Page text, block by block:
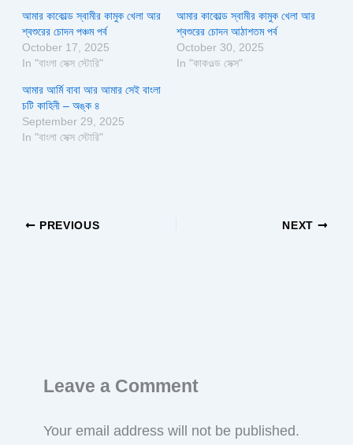
আমার কাকোল্ড স্বামীর কামুক খেলা আর
শ্বশুরের চোদন পঞ্চম পর্ব
October 17, 2025
In "বাংলা সেক্স স্টোরি"
আমার কাকোল্ড স্বামীর কামুক খেলা আর
শ্বশুরের চোদন আঠাশতম পর্ব
October 30, 2025
In "কাকওল্ড সেক্স"
আমার আর্মি বাবা আর আমার সেই বাংলা
চটি কাহিনী – অঙ্ক ৪
September 29, 2025
In "বাংলা সেক্স স্টোরি"
PREVIOUS NEXT
Leave a Comment
Your email address will not be published.